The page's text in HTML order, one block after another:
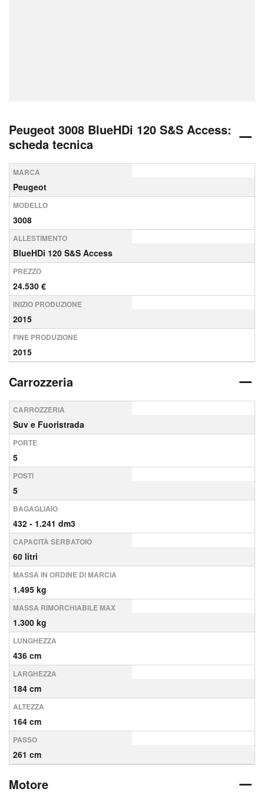
Peugeot 3008 BlueHDi 120 S&S Access:
scheda tecnica
MARCA
Peugeot
MODELLO
3008
ALLESTIMENTO
BlueHDi 120 S&S Access
PREZZO
24.530 €
INIZIO PRODUZIONE
2015
FINE PRODUZIONE
2015
Carrozzeria
CARROZZERIA
Suv e Fuoristrada
PORTE
5
POSTI
5
BAGAGLIAIO
432 - 1.241 dm3
CAPACITÀ SERBATOIO
60 litri
MASSA IN ORDINE DI MARCIA
1.495 kg
MASSA RIMORCHIABILE MAX
1.300 kg
LUNGHEZZA
436 cm
LARGHEZZA
184 cm
ALTEZZA
164 cm
PASSO
261 cm
Motore